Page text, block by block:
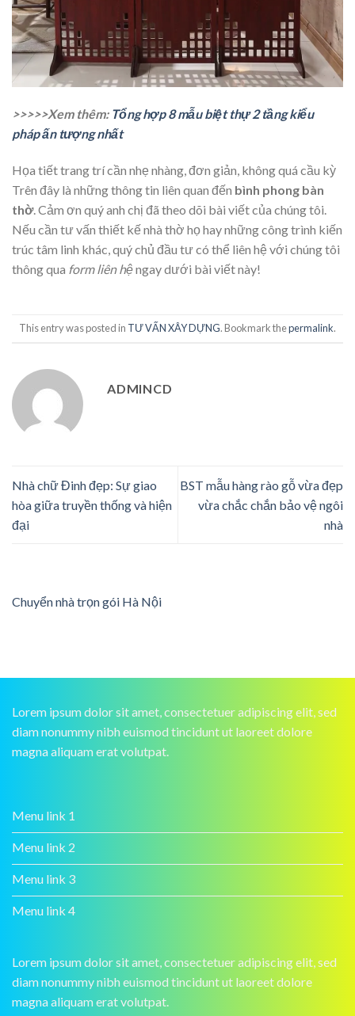
>>>>>Xem thêm: Tổng hợp 8 mẫu biệt thự 2 tầng kiểu
pháp ấn tượng nhất
Họa tiết trang trí cần nhẹ nhàng, đơn giản, không quá cầu kỳ
Trên đây là những thông tin liên quan đến bình phong bàn
thờ. Cảm ơn quý anh chị đã theo dõi bài viết của chúng tôi.
Nếu cần tư vấn thiết kế nhà thờ họ hay những công trình kiến
trúc tâm linh khác, quý chủ đầu tư có thể liên hệ với chúng tôi
thông qua form liên hệngay dưới bài viết này!
This entry was posted in TƯ VẤN XÂY DỰNG. Bookmark thepermalink.
ADMINCD
Nhà chữ Đinh đẹp: Sự giao
hòa giữa truyền thống và hiện
đại
BST mẫu hàng rào gỗ vừa đẹp
vừa chắc chắn bảo vệ ngôi
nhà
Chuyển nhà trọn gói Hà Nội
Lorem ipsum dolor sit amet, consectetuer adipiscing elit, sed
diam nonummy nibh euismod tincidunt ut laoreet dolore
magna aliquam erat volutpat.
Menu link 1
Menu link 2
Menu link 3
Menu link 4
Lorem ipsum dolor sit amet, consectetuer adipiscing elit, sed
diam nonummy nibh euismod tincidunt ut laoreet dolore
magna aliquam erat volutpat.